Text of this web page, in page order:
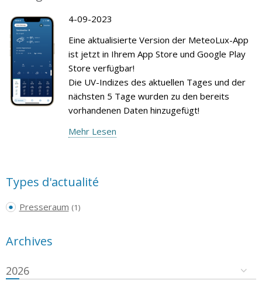
4-09-2023
Eine aktualisierte Version der MeteoLux-App
ist jetzt in Ihrem App Store und Google Play
Store verfügbar!
Die UV-Indizes des aktuellen Tages und der
nächsten 5 Tage wurden zu den bereits
vorhandenen Daten hinzugefügt!
Mehr Lesen
Types d'actualité
Presseraum (1)
Archives
2026